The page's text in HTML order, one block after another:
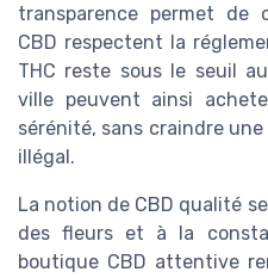
transparence permet de
CBD respectent la
THC reste sous le seuil
ville peuvent ainsi
sérénité, sans craindre
illégal.
La notion de CBD qualité
des fleurs et à la
boutique CBD attentive